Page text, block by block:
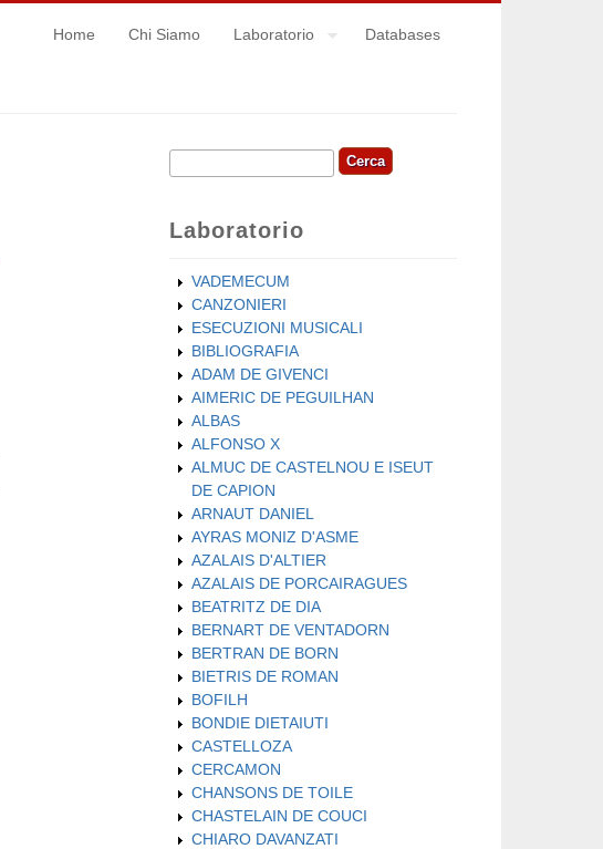
Home Chi Siamo Laboratorio Databases
Form di ricerca
Cerca
Laboratorio
VADEMECUM
CANZONIERI
ESECUZIONI MUSICALI
BIBLIOGRAFIA
ADAM DE GIVENCI
AIMERIC DE PEGUILHAN
ALBAS
ALFONSO X
ALMUC DE CASTELNOU E ISEUT
DE CAPION
ARNAUT DANIEL
AYRAS MONIZ D'ASME
AZALAIS D'ALTIER
AZALAIS DE PORCAIRAGUES
BEATRITZ DE DIA
BERNART DE VENTADORN
BERTRAN DE BORN
BIETRIS DE ROMAN
BOFILH
BONDIE DIETAIUTI
CASTELLOZA
CERCAMON
CHANSONS DE TOILE
CHASTELAIN DE COUCI
CHIARO DAVANZATI